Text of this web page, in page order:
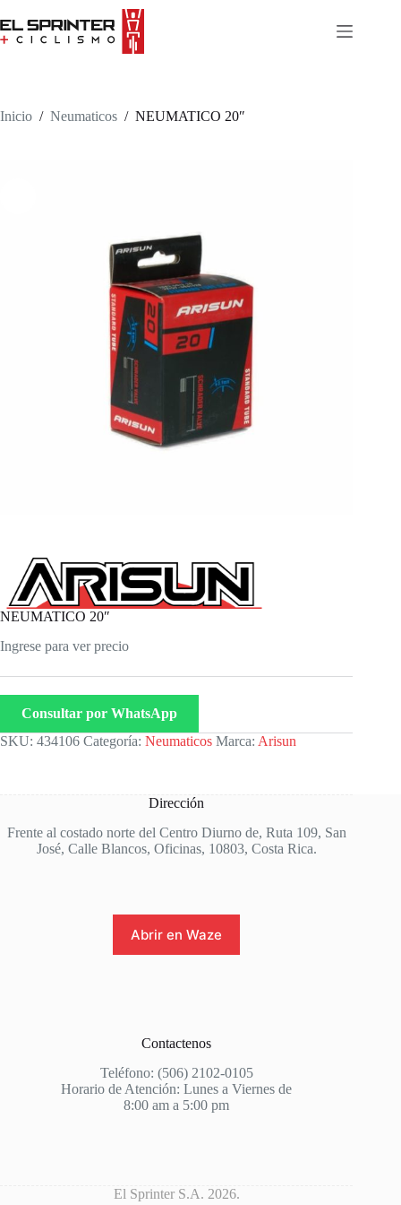
to
content
Inicio / Neumaticos / NEUMATICO 20″
NEUMATICO 20″
Ingrese para ver precio
Consultar por WhatsApp
SKU: 434106 Categoría: Neumaticos Marca: Arisun
Dirección
Frente al costado norte del Centro Diurno de, Ruta 109, San
José, Calle Blancos, Oficinas, 10803, Costa Rica.
Abrir en Waze
Contactenos
Teléfono: (506) 2102-0105
Horario de Atención: Lunes a Viernes de
8:00 am a 5:00 pm
El Sprinter S.A. 2026.